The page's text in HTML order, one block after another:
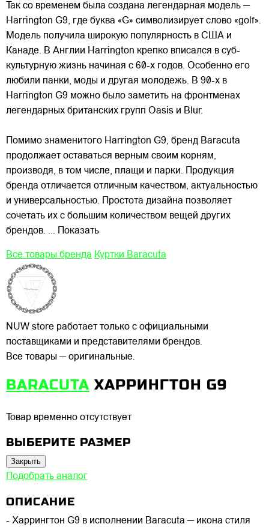
Так со временем была создана легендарная модель —
Harrington G9, где буква «G» символизирует слово «golf».
Модель получила широкую популярность в США и
Канаде. В Англии Harrington крепко вписался в суб-
культурную жизнь начиная с 60-х годов. Особенно его
любили панки, моды и другая молодежь. В 90-х в
Harrington G9 можно было заметить на фронтменах
легендарных британских групп Oasis и Blur.
Помимо знаменитого Harrington G9, бренд Baracuta
продолжает оставаться верным своим корням,
производя, в том числе, плащи и парки. Продукция
бренда отличается отличным качеством, актуальностью
и универсальностью. Простота дизайна позволяет
сочетать их с большим количеством вещей других
брендов. ... Показать
Все товары бренда Куртки Baracuta
NUW store работает только с официальными
поставщиками и представителями брендов.
Все товары — оригинальные.
BARACUTA ХАРРИНГТОН G9
Товар временно отсутствует
ВЫБЕРИТЕ РАЗМЕР
Закрыть
Подобрать аналог
ОПИСАНИЕ
- Харрингтон G9 в исполнении Baracuta — икона стиля